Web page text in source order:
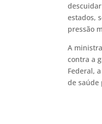
estados,
pressão
A
contra a
Federal,
de saúde